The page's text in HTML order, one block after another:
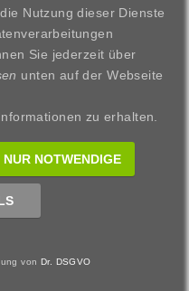
Reserved.
Nutzung dieser Dienste
Sie jederzeit über
unten auf der Webseite
zu erhalten.
NUR NOTWENDIGE
von Dr. DSGVO